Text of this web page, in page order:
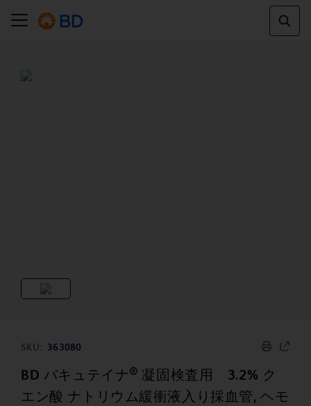
SKU: 363080
BD バキュテイナ ® 凝固検査用 3.2% ク
エン酸 ナトリウム緩衝液入り採血管, ヘモ